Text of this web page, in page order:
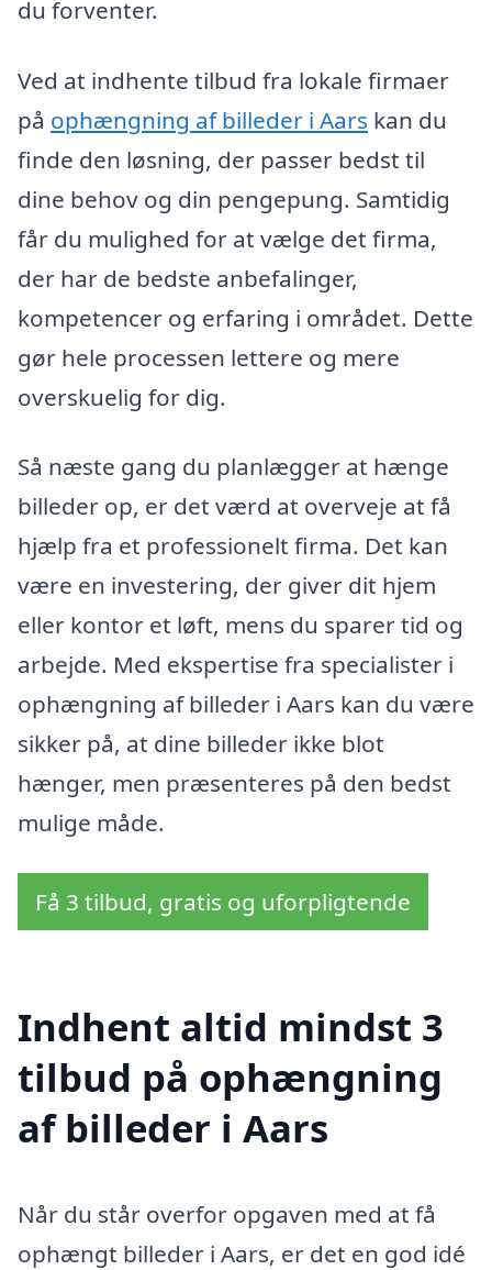
du forventer.
Ved at indhente tilbud fra lokale firmaer
på ophængning af billeder i Aars kan du
finde den løsning, der passer bedst til
dine behov og din pengepung. Samtidig
får du mulighed for at vælge det firma,
der har de bedste anbefalinger,
kompetencer og erfaring i området. Dette
gør hele processen lettere og mere
overskuelig for dig.
Så næste gang du planlægger at hænge
billeder op, er det værd at overveje at få
hjælp fra et professionelt firma. Det kan
være en investering, der giver dit hjem
eller kontor et løft, mens du sparer tid og
arbejde. Med ekspertise fra specialister i
ophængning af billeder i Aars kan du være
sikker på, at dine billeder ikke blot
hænger, men præsenteres på den bedst
mulige måde.
Få 3 tilbud, gratis og uforpligtende
Indhent altid mindst 3
tilbud på ophængning
af billeder i Aars
Når du står overfor opgaven med at få
ophængt billeder i Aars, er det en god idé